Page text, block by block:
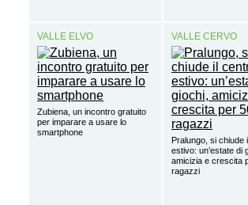
VALLE ELVO
Zubiena, un incontro gratuito
per imparare a usare lo
smartphone
VALLE CERVO
Pralungo, si chiude
estivo: un’estate di
amicizia e crescita
ragazzi